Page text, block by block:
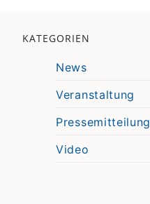
KATEGORIEN
News
Veranstaltung
Pressemitteilung
Video